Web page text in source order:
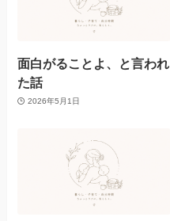
面白がることよ、と言われ
た話
2026年5月1日